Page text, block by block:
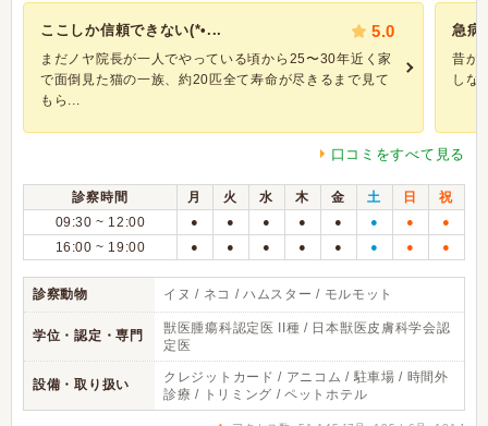
ここしか信頼できない(*•... 5.0
まだノヤ院長が一人でやっている頃から25〜30年近く家
で面倒見た猫の一族、約20匹全て寿命が尽きるまで見て
もら...
急病
昔か
しな
口コミをすべて見る
診察時間 月 火 水 木 金 土 日
祝
09:30 ~ 12:00
● ● ● ● ● ● ● ●
16:00 ~ 19:00 ● ● ● ● ● ● ● ●
診察動物 イヌ / ネコ / ハムスター / モルモット
学位・認定・専門
獣医腫瘍科認定医 II種 / 日本獣医皮膚科学会認
定医
設備・取り扱い
クレジットカード / アニコム / 駐車場 / 時間外
診療 / トリミング / ペットホテル